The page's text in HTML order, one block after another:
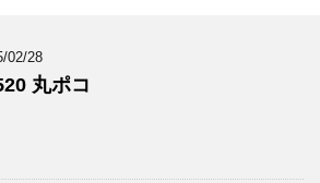
02/28
丸ポコ